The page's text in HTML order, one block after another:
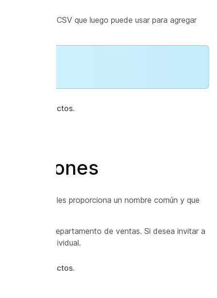
de archivo CSV que luego puede usar para agregar
Mis contactos.
a los que les proporciona un nombre común y que
de su Departamento de ventas. Si desea invitar a
en forma individual.
Mis contactos.